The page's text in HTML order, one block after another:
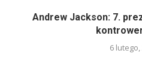
Andrew Jackson: 7.
6 lutego,